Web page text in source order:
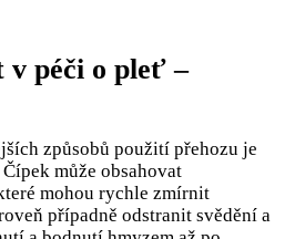
v péči o pleť –
způsobů použití přehozu je
může obsahovat
mohou rychle zmírnit
případně odstranit svědění a